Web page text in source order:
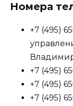
Номера
+7 (495)
+7 (495)
+7 (495)
+7 (495)